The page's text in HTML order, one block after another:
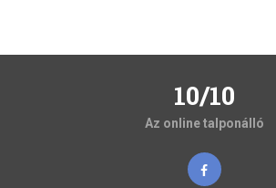
10/10
Az online talponálló